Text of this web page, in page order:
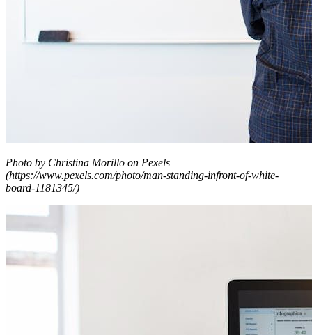
Photo by Christina Morillo on Pexels
(https://www.pexels.com/photo/man-standing-infront-of-white-
board-1181345/)